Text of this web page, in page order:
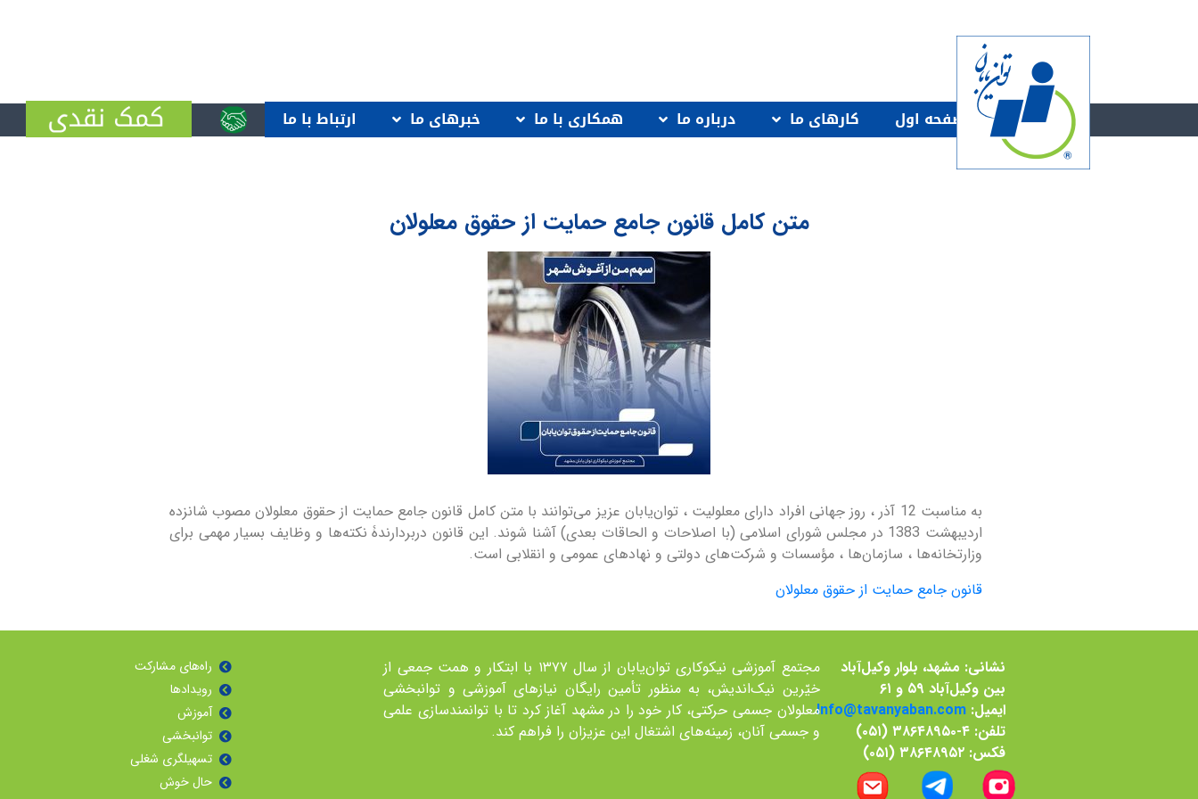
صفحه اول كارهاى ما درباره ما همكارى با ما خبرهاى ما ارتباط با ما
متن کامل قانون جامع حمایت از حقوق معلولان
به مناسبت 12 آذر ، روز جهانی افراد دارای معلوليت ، توان‌يابان عزیز می‌توانند با متن کامل قانون جامع حمایت از حقوق معلولان مصوب شانزده
ارديبهشت 1383 در مجلس شورای اسلامی (با اصلاحات و الحاقات بعدی) آشنا شوند. اين قانون دربردارندۀ نکته‌ها و وظايف بسيار مهمی برای
وزارتخانه‌ها ، سازمان‌ها ، مؤسسات و شركت‌های دولتی و نهادهای عمومی و انقلابی است.
قانون جامع حمایت از حقوق معلولان
نشانی: مشهد، بلوار وکیل‌آباد
بین وکیل‌آباد ۵۹ و ۶۱
ایمیل: Info@tavanyaban.com
تلفن: ۴-۳۸۶۴۸۹۵۰ (۰۵۱)
فکس: ۳۸۶۴۸۹۵۲ (۰۵۱)
مجتمع آموزشی نیکوکاری توان‌یابان از سال ۱۳۷۷ با ابتکار و همت جمعی از
خيّرين نیک‌اندیش، به منظور تأمین رايگان نیازهای آموزشی و توانبخشی
معلولان جسمی حرکتی، کار خود را در مشهد آغاز کرد تا با توانمند‌سازی علمی
و جسمی آنان، زمينه‌های اشتغال اين عزيزان را فراهم کند.
راه‌هاى مشاركت
رویدادها
آموزش
توانبخشی
تسهیلگری شغلی
حال خوش